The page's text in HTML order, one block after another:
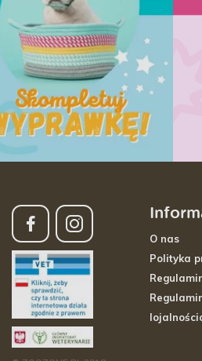
O nas
Polityka